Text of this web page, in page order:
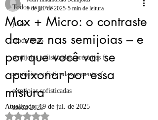
Todos os posts
joias
moda 2026
semijoias sofisticadas, presentes f
semijoias sofisticadas presentes f
semijoias sofisticadas
moda 2025
Max + Micro: o contraste
da vez nas semijoias – e
por que você vai se
apaixonar por essa
mistura
9 de jul. de 2025 5 min de leitura
Atualizado:19 de jul. de 2025
Avaliado com NaN de 5 estrelas.